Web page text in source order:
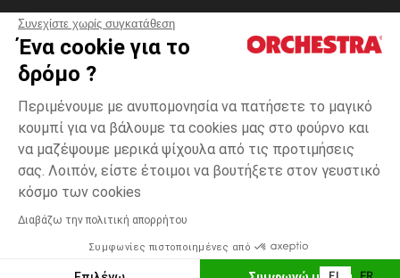
Συνεχίστε χωρίς συγκατάθεση
Ένα cookie για το
δρόμο ?
Περιμένουμε με ανυπομονησία να πατήσετε το μαγικό
κουμπί για να βάλουμε τα cookies μας στο φούρνο και
να μαζέψουμε μερικά ψίχουλα από τις προτιμήσεις
σας. Λοιπόν, είστε έτοιμοι να βουτήξετε στον γευστικό
κόσμο των cookies
Διαβάζω την πολιτική απορρήτου
Συμφωνίες πιστοποιημένες από
Εκρού
3
Δυνατότητα πληρωμής με
ΕΠΙΛΟΓΗ ΜΕΓΕΘΟΥΣ
Γενικοί 'Οροι Πώλησης
*Εμπορικες προσφορες
Προσωπικά δεδομένα
Διαχείρηση των cookies
Προσβασιμότητα: μη συμμορφούμενη
H Orchestra συμμετέχει στον κωδικά δεοντολογίας και στο σύστημα
μεσολάβησης της Γαλλικής Ομοσπονδίας Ηλεκτρονικού Εμπορίου.